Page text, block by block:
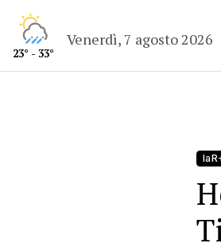
23° - 33°
Venerdì, 7 agosto 2026